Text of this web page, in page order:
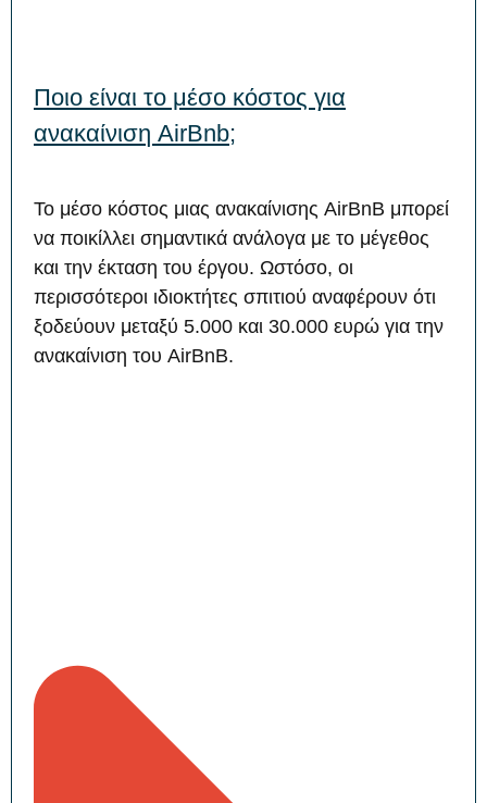
Ποιο είναι το μέσο κόστος για
ανακαίνιση AirBnb;
Το μέσο κόστος μιας ανακαίνισης AirBnB μπορεί
να ποικίλλει σημαντικά ανάλογα με το μέγεθος
και την έκταση του έργου. Ωστόσο, οι
περισσότεροι ιδιοκτήτες σπιτιού αναφέρουν ότι
ξοδεύουν μεταξύ 5.000 και 30.000 ευρώ για την
ανακαίνιση του AirBnB.